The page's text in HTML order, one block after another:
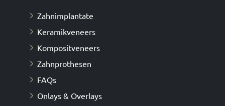
Zahnimplantate
Keramikveneers
Κompositveneers
Zahnprothesen
FAQs
Onlays & Overlays